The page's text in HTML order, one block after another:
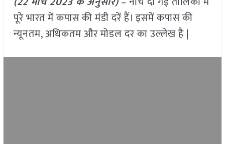
पूरे भारत में कपास की मंडी दरें हैं। इसमें कपास की
न्यूनतम, अधिकतम और मोडल दर का उल्लेख है |